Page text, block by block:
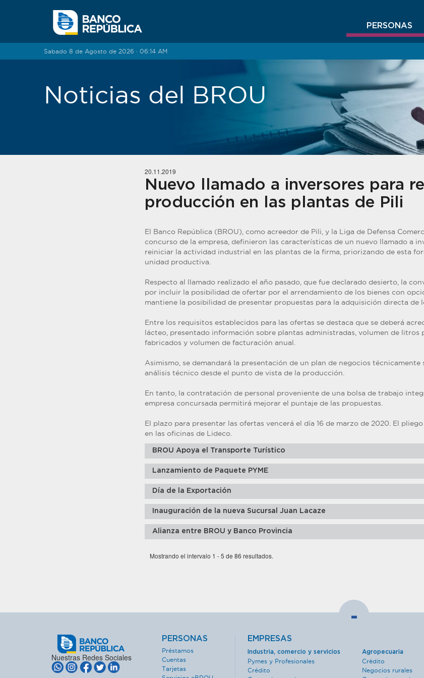
PERSONAS
Sabado 8 de Agosto de 2026 · 06:14 AM
Noticias del BROU
20.11.2019
Nuevo llamado a inversores para
producción en las plantas de Pili
El Banco República (BROU), como acreedor de Pili, y la Liga de Defensa
concurso de la empresa, definieron las características de un nuevo llamado a
reiniciar la actividad industrial en las plantas de la firma, priorizando de esta
unidad productiva.
Respecto al llamado realizado el año pasado, que fue declarado desierto, la
por incluir la posibilidad de ofertar por el arrendamiento de los bienes con
mantiene la posibilidad de presentar propuestas para la adquisición directa de
Entre los requisitos establecidos para las ofertas se destaca que se deberá
lácteo, presentado información sobre plantas administradas, volumen de litros
fabricados y volumen de facturación anual.
Asimismo, se demandará la presentación de un plan de negocios
análisis técnico desde el punto de vista de la producción.
En tanto, la contratación de personal proveniente de una bolsa de trabajo
empresa concursada permitirá mejorar el puntaje de las propuestas.
El plazo para presentar las ofertas vencerá el día 16 de marzo de 2020. El
en las oficinas de Lideco.
BROU Apoya el Transporte Turístico
Lanzamiento de Paquete PYME
Día de la Exportación
Inauguración de la nueva Sucursal Juan Lacaze
Alianza entre BROU y Banco Provincia
Mostrando el intervalo 1 - 5 de 86 resultados.
-
Nuestras Redes Sociales
PERSONAS
Préstamos
Cuentas
Tarjetas
EMPRESAS
Industria, comercio y servicios
Pymes y Profesionales
Crédito
Agropecuaria
Crédito
Negocios rurales